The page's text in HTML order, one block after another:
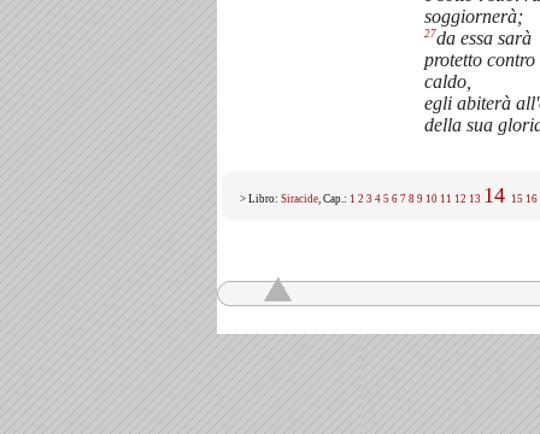
soggiornerà;
27da essa sarà
protetto
caldo,
egli abiterà
della sua
> Libro: Siracide, Cap.: 1 2 3 4 5 6 7 8 9 10 11 12 13 14 15 16